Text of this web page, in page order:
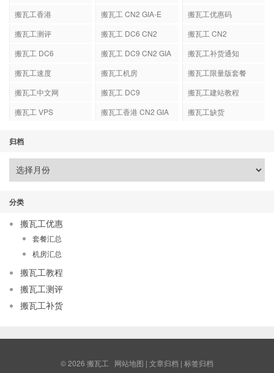
搬瓦工香港
搬瓦工 CN2 GIA-E
搬瓦工优惠码
搬瓦工测评
搬瓦工 DC6 CN2
搬瓦工 CN2
搬瓦工 DC6
搬瓦工 DC9 CN2 GIA
搬瓦工补货通知
搬瓦工速度
搬瓦工机房
搬瓦工限量版套餐
搬瓦工中文网
搬瓦工 DC9
搬瓦工建站教程
搬瓦工 VPS
搬瓦工香港 CN2 GIA 搬瓦工缺货
归档
分类
搬瓦工优惠
套餐汇总
机房汇总
搬瓦工教程
搬瓦工测评
搬瓦工补货
© 2026 搬瓦工 网站地图 | 文章归档 | 标签归档